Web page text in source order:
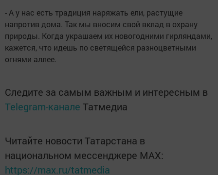
- А у нас есть традиция наряжать ели, растущие
напротив дома. Так мы вносим свой вклад в охрану
природы. Когда украшаем их новогодними гирляндами,
кажется, что идешь по светящейся разноцветными
огнями аллее.
Следите за самым важным и интересным в
Telegram-канале Татмедиа
Читайте новости Татарстана в
национальном мессенджере MАХ:
https://max.ru/tatmedia